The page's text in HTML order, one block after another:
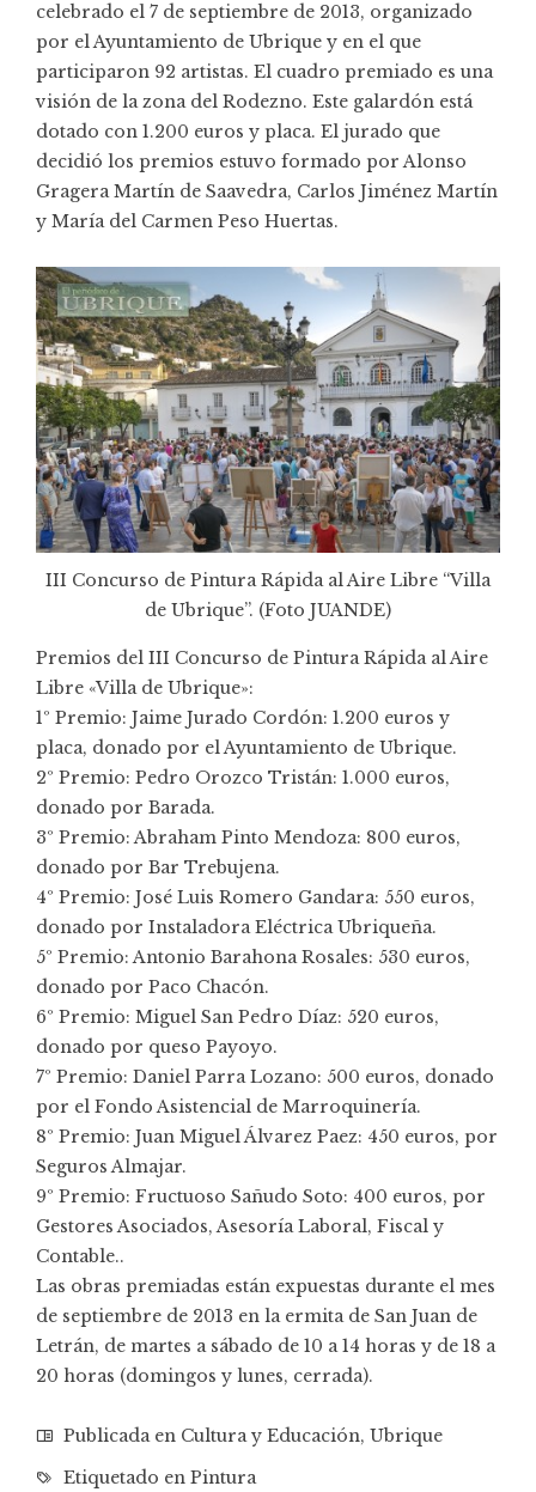
celebrado el 7 de septiembre de 2013, organizado
por el Ayuntamiento de Ubrique y en el que
participaron 92 artistas. El cuadro premiado es una
visión de la zona del Rodezno. Este galardón está
dotado con 1.200 euros y placa. El jurado que
decidió los premios estuvo formado por Alonso
Gragera Martín de Saavedra, Carlos Jiménez Martín
y María del Carmen Peso Huertas.
III Concurso de Pintura Rápida al Aire Libre “Villa
de Ubrique”. (Foto JUANDE)
Premios del III Concurso de Pintura Rápida al Aire
Libre «Villa de Ubrique»:
1º Premio: Jaime Jurado Cordón: 1.200 euros y
placa, donado por el Ayuntamiento de Ubrique.
2º Premio: Pedro Orozco Tristán: 1.000 euros,
donado por Barada.
3º Premio: Abraham Pinto Mendoza: 800 euros,
donado por Bar Trebujena.
4º Premio: José Luis Romero Gandara: 550 euros,
donado por Instaladora Eléctrica Ubriqueña.
5º Premio: Antonio Barahona Rosales: 530 euros,
donado por Paco Chacón.
6º Premio: Miguel San Pedro Díaz: 520 euros,
donado por queso Payoyo.
7º Premio: Daniel Parra Lozano: 500 euros, donado
por el Fondo Asistencial de Marroquinería.
8º Premio: Juan Miguel Álvarez Paez: 450 euros, por
Seguros Almajar.
9º Premio: Fructuoso Sañudo Soto: 400 euros, por
Gestores Asociados, Asesoría Laboral, Fiscal y
Contable..
Las obras premiadas están expuestas durante el mes
de septiembre de 2013 en la ermita de San Juan de
Letrán, de martes a sábado de 10 a 14 horas y de 18 a
20 horas (domingos y lunes, cerrada).
Publicada en Cultura y Educación, Ubrique
Etiquetado en Pintura